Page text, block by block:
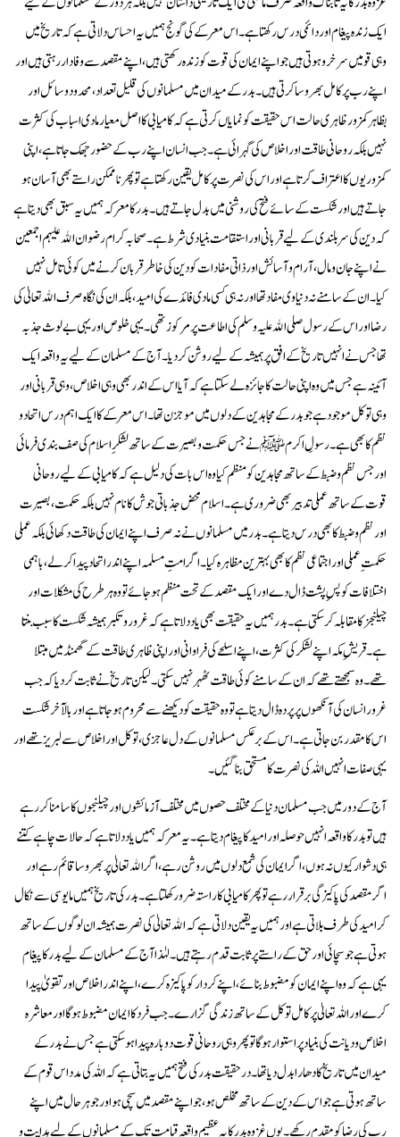
ایک زندہ پیغام اور دائمی درس رکھتا ہے۔ اس معرکے کی گونج ہمیں یہ احساس دلاتی ہے کہ تاریخ میں
وہی قومیں سرخرو ہوتی ہیں جو اپنے ایمان کی قوت کو زندہ رکھتی ہیں، اپنے مقصد سے وفادار رہتی ہیں اور
اپنے رب پر کامل بھروسا کرتی ہیں۔ بدر کے میدان میں مسلمانوں کی قلیل تعداد، محدود وسائل اور
بظاہر کمزور ظاہری حالت اس حقیقت کو نمایاں کرتی ہے کہ کامیابی کا اصل معیار مادی اسباب کی کثرت
نہیں بلکہ روحانی طاقت اور اخلاص کی گہرائی ہے۔ جب انسان اپنے رب کے حضور جھک جاتا ہے، اپنی
کمزوریوں کا اعتراف کرتا ہے اور اس کی نصرت پر کامل یقین رکھتا ہے تو پھر ناممکن راستے بھی آسان ہو
جاتے ہیں اور شکست کے سائے فتح کی روشنی میں بدل جاتے ہیں۔ بدر کا معرکہ ہمیں یہ سبق بھی دیتا ہے
کہ دین کی سربلندی کے لیے قربانی اور استقامت بنیادی شرط ہے۔ صحابہ کرام رضوان الله علیہم اجمعین
نے اپنے جان و مال، آرام و آسائش اور ذاتی مفادات کو دین کی خاطر قربان کرنے میں کوئی تامل نہیں
کیا۔ ان کے سامنے نہ دنیاوی مفاد تھا اور نہ ہی کسی مادی فائدے کی امید، بلکہ ان کی نگاہ صرف الله تعالیٰ کی
رضا اور اس کے رسول صلی الله علیہ وسلم کی اطاعت پر مرکوز تھی۔ یہی خلوص اور یہی بے لوث جذبہ
تھا جس نے انہیں تاریخ کے افق پر ہمیشہ کے لیے روشن کر دیا۔ آج کے مسلمان کے لیے یہ واقعہ ایک
آئینہ ہے جس میں وہ اپنی حالت کا جائزہ لے سکتا ہے کہ آیا اس کے اندر بھی وہی اخلاص، وہی قربانی اور
وہی توکل موجود ہے جو بدر کے مجاہدین کے دلوں میں موجزن تھا۔ اس معرکے کا ایک اہم درس اتحاد و
نظم کا بھی ہے۔ رسولِ اکرم ﷺ نے جس حکمت و بصیرت کے ساتھ لشکرِ اسلام کی صف بندی فرمائی
اور جس نظم و ضبط کے ساتھ مجاہدین کو منظم کیا وہ اس بات کی دلیل ہے کہ کامیابی کے لیے روحانی
قوت کے ساتھ عملی تدبیر بھی ضروری ہے۔ اسلام محض جذباتی جوش کا نام نہیں بلکہ حکمت، بصیرت
اور نظم و ضبط کا بھی درس دیتا ہے۔ بدر میں مسلمانوں نے نہ صرف اپنے ایمان کی طاقت دکھائی بلکہ عملی
حکمتِ عملی اور اجتماعی نظم کا بھی بہترین مظاہرہ کیا۔ اگر امتِ مسلمہ اپنے اندر اتحاد پیدا کر لے، باہمی
اختلافات کو پسِ پشت ڈال دے اور ایک مقصد کے تحت منظم ہو جائے تو وہ ہر طرح کی مشکلات اور
چیلنجز کا مقابلہ کر سکتی ہے۔ بدر ہمیں یہ حقیقت بھی یاد دلاتا ہے کہ غرور و تکبر ہمیشہ شکست کا سبب بنتا
ہے۔ قریشِ مکہ اپنے لشکر کی کثرت، اپنے اسلحے کی فراوانی اور اپنی ظاہری طاقت کے گھمنڈ میں مبتلا
تھے۔ وہ سمجھتے تھے کہ ان کے سامنے کوئی طاقت ٹھہر نہیں سکتی۔ لیکن تاریخ نے ثابت کر دیا کہ جب
غرور انسان کی آنکھوں پر پردہ ڈال دیتا ہے تو وہ حقیقت کو دیکھنے سے محروم ہو جاتا ہے اور بالآخر شکست
اس کا مقدر بن جاتی ہے۔ اس کے برعکس مسلمانوں کے دل عاجزی، توکل اور اخلاص سے لبریز تھے اور
یہی صفات انہیں اللہ کی نصرت کا مستحق بنا گئیں۔
آج کے دور میں جب مسلمان دنیا کے مختلف حصوں میں مختلف آزمائشوں اور چیلنجوں کا سامنا کر رہے
ہیں تو بدر کا واقعہ انہیں حوصلہ اور امید کا پیغام دیتا ہے۔ یہ معرکہ ہمیں یاد دلاتا ہے کہ حالات چاہے کتنے
ہی دشوار کیوں نہ ہوں، اگر ایمان کی شمع دلوں میں روشن رہے، اگر الله تعالیٰ پر بھروسا قائم رہے اور
اگر مقصد کی پاکیزگی برقرار رہے تو پھر کامیابی کا راستہ ضرور کھلتا ہے۔ بدر کی تاریخ ہمیں مایوسی سے نکال
کر امید کی طرف بلاتی ہے اور ہمیں یہ یقین دلاتی ہے کہ الله تعالیٰ کی نصرت ہمیشہ ان لوگوں کے ساتھ
ہوتی ہے جو سچائی اور حق کے راستے پر ثابت قدم رہتے ہیں۔ لہٰذا آج کے مسلمان کے لیے بدر کا پیغام
یہی ہے کہ وہ اپنے ایمان کو مضبوط بنائے، اپنے کردار کو پاکیزہ کرے، اپنے اندر اخلاص اور تقویٰ پیدا
کرے اور اللہ تعالیٰ پر کامل توکل کے ساتھ زندگی گزارے۔ جب فرد کا ایمان مضبوط ہوگا اور معاشرہ
اخلاص و دیانت کی بنیاد پر استوار ہوگا تو پھر وہی روحانی قوت دوبارہ پیدا ہو سکتی ہے جس نے بدر کے
میدان میں تاریخ کا دھارا بدل دیا تھا۔ درحقیقت بدر کی فتح ہمیں یہ بتاتی ہے کہ اللہ کی مدد اس قوم کے
ساتھ ہوتی ہے جو اس کے دین کے ساتھ مخلص ہو، جو اپنے مقصد میں سچی ہو اور جو ہر حال میں اپنے
رب کی رضا کو مقدم رکھے۔ یوں غزوہ بدر کا یہ عظیم واقعہ قیامت تک کے مسلمانوں کے لیے ہدایت و